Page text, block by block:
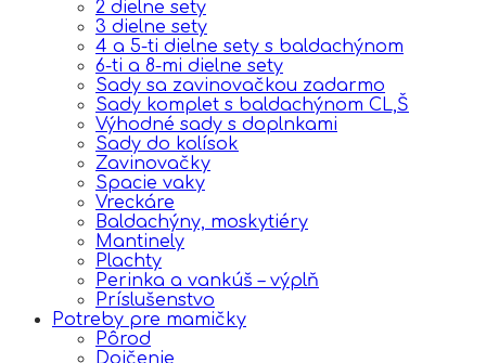
2 dielne sety
3 dielne sety
4 a 5-ti dielne sety s baldachýnom
6-ti a 8-mi dielne sety
Sady sa zavinovačkou zadarmo
Sady komplet s baldachýnom CL,Š
Výhodné sady s doplnkami
Sady do kolísok
Zavinovačky
Spacie vaky
Vreckáre
Baldachýny, moskytiéry
Mantinely
Plachty
Perinka a vankúš – výplň
Príslušenstvo
Potreby pre mamičky
Pôrod
Dojčenie